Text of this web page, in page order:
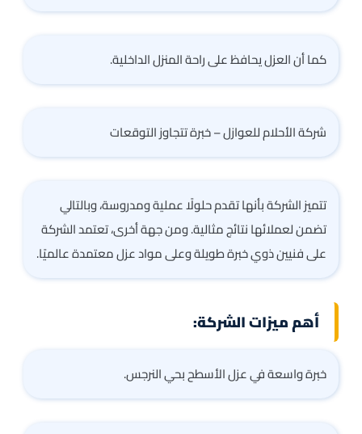
كما أن العزل يحافظ على راحة المنزل الداخلية.
شركة الأحلام للعوازل – خبرة تتجاوز التوقعات
تتميز الشركة بأنها تقدم حلولًا عملية ومدروسة، وبالتالي
تضمن لعملائها نتائج مثالية. ومن جهة أخرى، تعتمد الشركة
على فنيين ذوي خبرة طويلة وعلى مواد عزل معتمدة عالميًا.
أهم ميزات الشركة:
خبرة واسعة في عزل الأسطح بحي النرجس.